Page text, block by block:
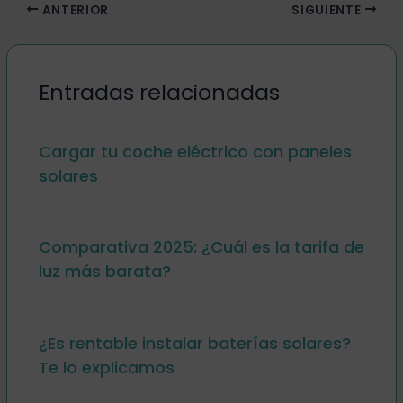
ANTERIOR SIGUIENTE
Entradas relacionadas
Cargar tu coche eléctrico con paneles
solares
Comparativa 2025: ¿Cuál es la tarifa de
luz más barata?
¿Es rentable instalar baterías solares?
Te lo explicamos